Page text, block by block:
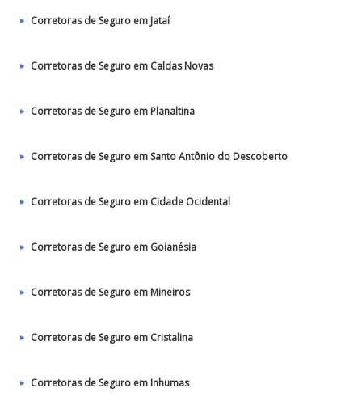
Corretoras de Seguro em Jataí
Corretoras de Seguro em Caldas Novas
Corretoras de Seguro em Planaltina
Corretoras de Seguro em Santo Antônio do Descoberto
Corretoras de Seguro em Cidade Ocidental
Corretoras de Seguro em Goianésia
Corretoras de Seguro em Mineiros
Corretoras de Seguro em Cristalina
Corretoras de Seguro em Inhumas